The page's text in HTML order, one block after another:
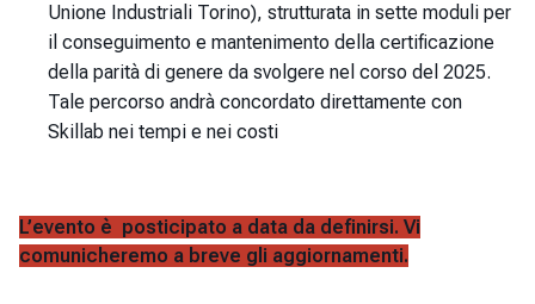
Unione Industriali Torino), strutturata in sette moduli per
il conseguimento e mantenimento della certificazione
della parità di genere da svolgere nel corso del 2025.
Tale percorso andrà concordato direttamente con
Skillab nei tempi e nei costi
L’evento è posticipato a data da definirsi. Vi
comunicheremo a breve gli aggiornamenti.